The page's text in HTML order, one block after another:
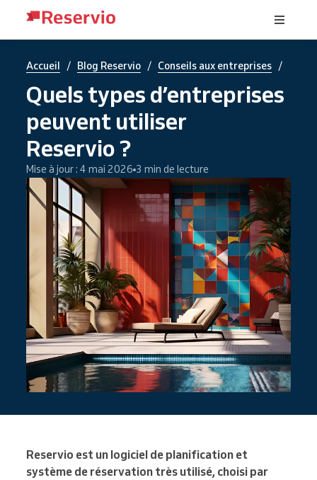
Accueil / Blog Reservio / Conseils aux entreprises /
Quels types d’entreprises
peuvent utiliser
Reservio ?
Mise à jour : 4 mai 2026 3 min de lecture
Reservio est un logiciel de planification et
système de réservation très utilisé, choisi par